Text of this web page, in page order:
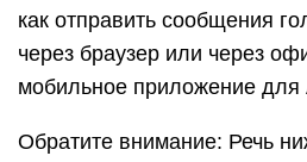
как отправить сообщения
через браузер или через
мобильное приложение для
Обратите внимание: Речь